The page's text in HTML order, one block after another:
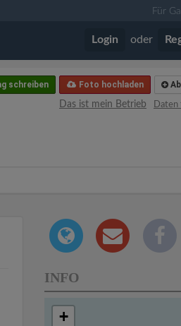
Für
Login oder
Foto hochladen
schreiben
Daten
Das ist mein Betrieb
INFO
+